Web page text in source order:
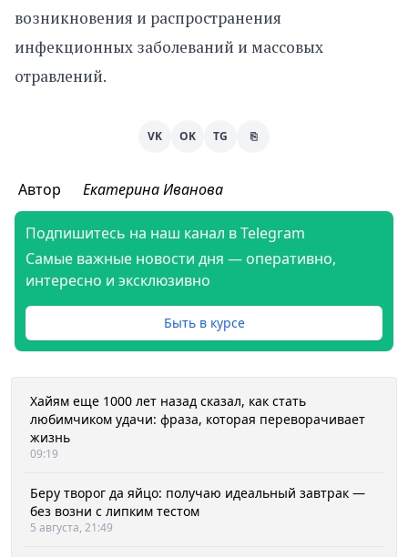
возникновения и распространения
инфекционных заболеваний и массовых
отравлений.
VK OK TG ⎘
Автор Екатерина Иванова
Подпишитесь на наш канал в Telegram
Самые важные новости дня — оперативно,
интересно и эксклюзивно
Быть в курсе
Хайям еще 1000 лет назад сказал, как стать
любимчиком удачи: фраза, которая переворачивает
жизнь
09:19
Беру творог да яйцо: получаю идеальный завтрак —
без возни с липким тестом
5 августа, 21:49